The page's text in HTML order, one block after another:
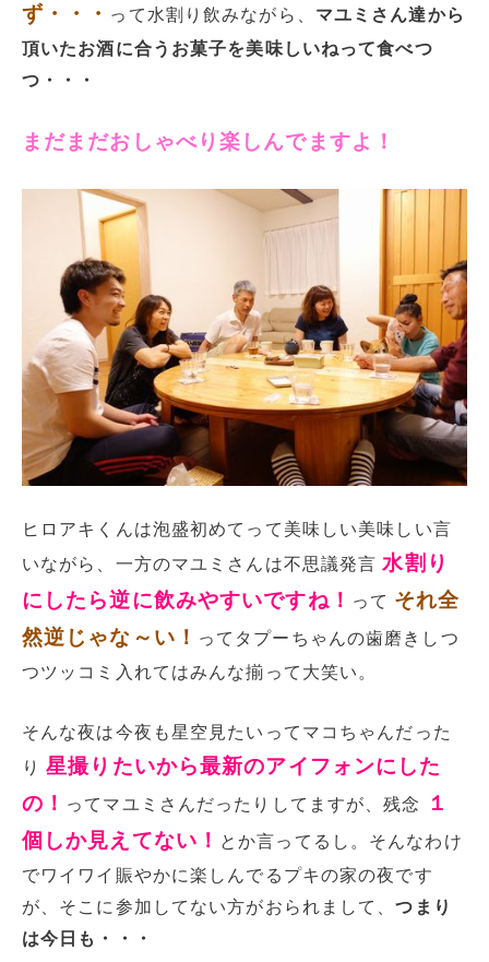
ず・・・ って水割り飲みながら、 マユミさん達から
頂いたお酒に合うお菓子を美味しいねって食べつ
つ・・・
まだまだおしゃべり楽しんでますよ！
ヒロアキくんは泡盛初めてって美味しい美味しい言
いながら、一方のマユミさんは不思議発言水割り
にしたら逆に飲みやすいですね！ って それ全
然逆じゃな～い！ ってタプーちゃんの歯磨きしつ
つツッコミ入れてはみんな揃って大笑い。
そんな夜は今夜も星空見たいってマコちゃんだった
り星撮りたいから最新のアイフォンにした
の！ ってマユミさんだったりしてますが、残念
１
個しか見えてない！ とか言ってるし。そんなわけ
でワイワイ賑やかに楽しんでるプキの家の夜です
が、そこに参加してない方がおられまして、つまり
は今日も・・・